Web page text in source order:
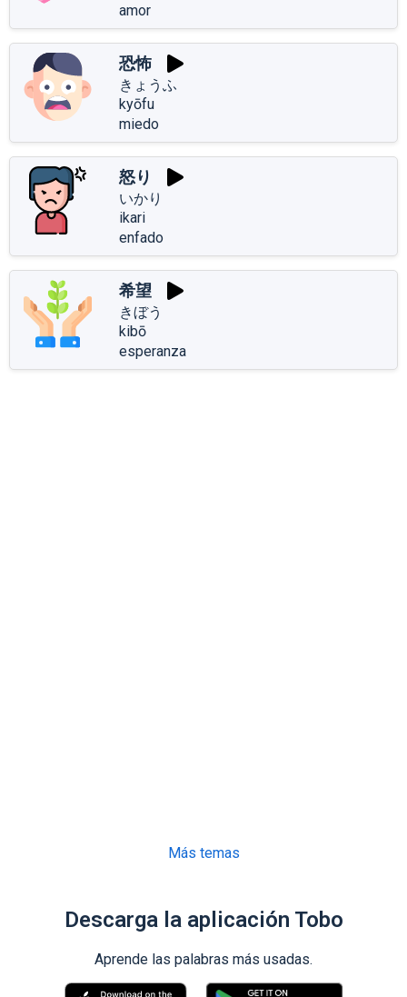
amor
恐怖
きょうふ
kyōfu
miedo
怒り
いかり
ikari
enfado
希望
きぼう
kibō
esperanza
Más temas
Descarga la aplicación Tobo
Aprende las palabras más usadas.